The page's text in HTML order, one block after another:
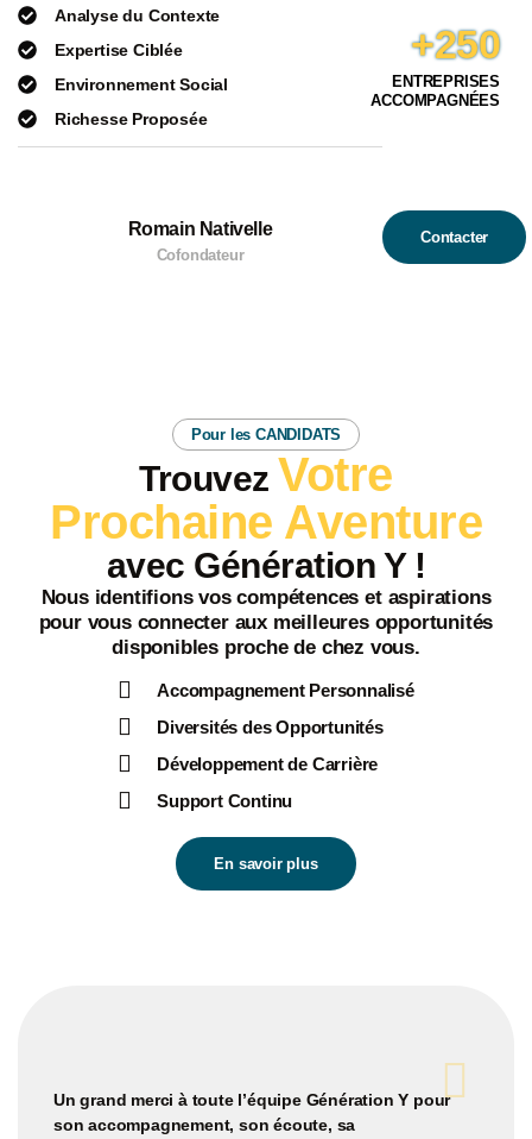
Analyse du Contexte
Expertise Ciblée
Environnement Social
Richesse Proposée
+250
ENTREPRISES
ACCOMPAGNÉES
Contacter
Romain Nativelle
Cofondateur
Pour les CANDIDATS
Trouvez Votre
Prochaine Aventure
avec Génération Y !
Nousidentifions vos compétences et aspirations
pour vous connecter aux meilleures opportunités
disponibles proche de chez vous.
Accompagnement Personnalisé
Diversités des Opportunités
Développement de Carrière
Support Continu
En savoir plus
Un grand merci à toute l’équipe Génération Y pour
son accompagnement, son écoute, sa